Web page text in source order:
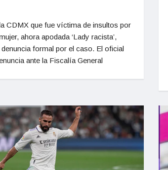
CDMX que fue víctima de insultos por
ahora apodada ‘Lady racista’,
formal por el caso. El oficial
ante la Fiscalía General